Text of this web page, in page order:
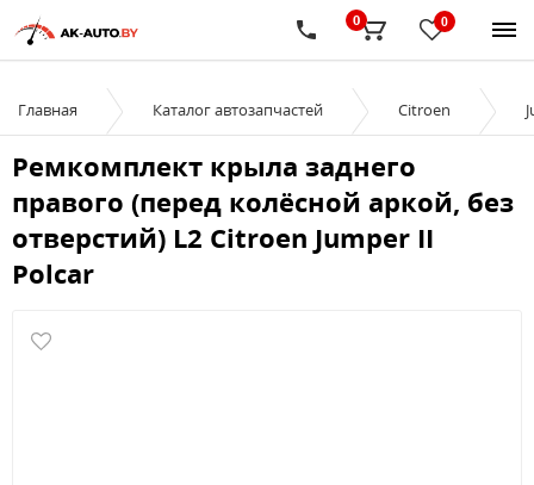
0
0
Главная Каталог автозапчастей Citroen
Ремкомплект крыла заднего
правого (перед колёсной аркой, без
отверстий) L2 Citroen Jumper II
Polcar